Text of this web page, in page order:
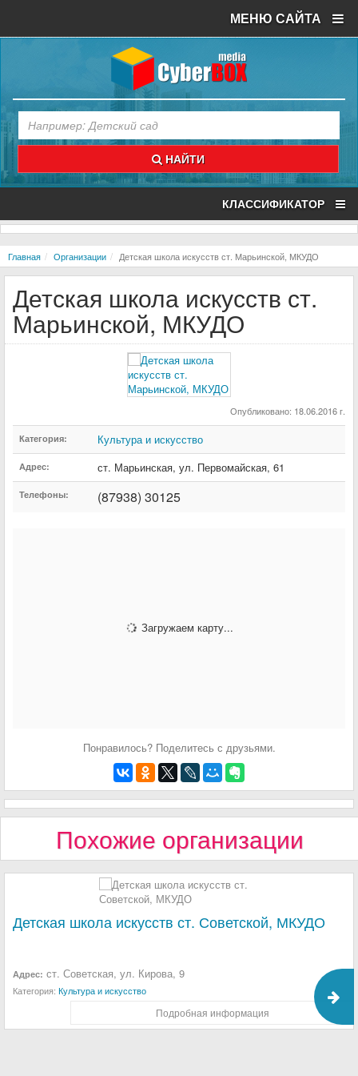
МЕНЮ САЙТА
НАЙТИ
КЛАССИФИКАТОР
Главная Организации Детская школа искусств ст. Марьинской, МКУДО
Детская школа искусств ст.
Марьинской, МКУДО
Опубликовано: 18.06.2016 г.
Категория: Культура и искусство
Адрес: ст. Марьинская, ул. Первомайская, 61
Телефоны: (87938) 30125
Загружаем карту...
Понравилось? Поделитесь с друзьями.
Похожие организации
Детская школа искусств ст. Советской, МКУДО
Адрес: ст. Советская, ул. Кирова, 9
Категория: Культура и искусство
Подробная информация